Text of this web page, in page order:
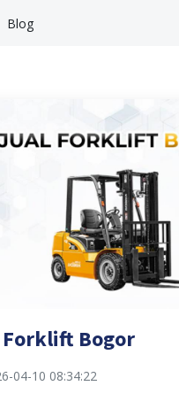
Blog
Bogor
04-10 08:34:22